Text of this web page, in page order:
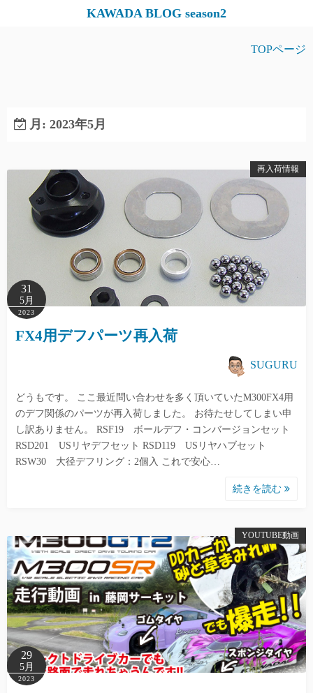
プ
KAWADA BLOG season2
TOPページ
月: 2023年5月
再入荷情報
31
5月
2023
FX4用デフパーツ再入荷
SUGURU
どうもです。 ここ最近問い合わせを多く頂いていたM300FX4用
のデフ関係のパーツが再入荷しました。 お待たせしてしまい申
し訳ありません。 RSF19 ボールデフ・コンバージョンセット
RSD201 USリヤデフセット RSD119 USリヤハブセット
RSW30 大径デフリング：2個入 これで安心…
続きを読む
YOUTUBE動画
29
5月
2023